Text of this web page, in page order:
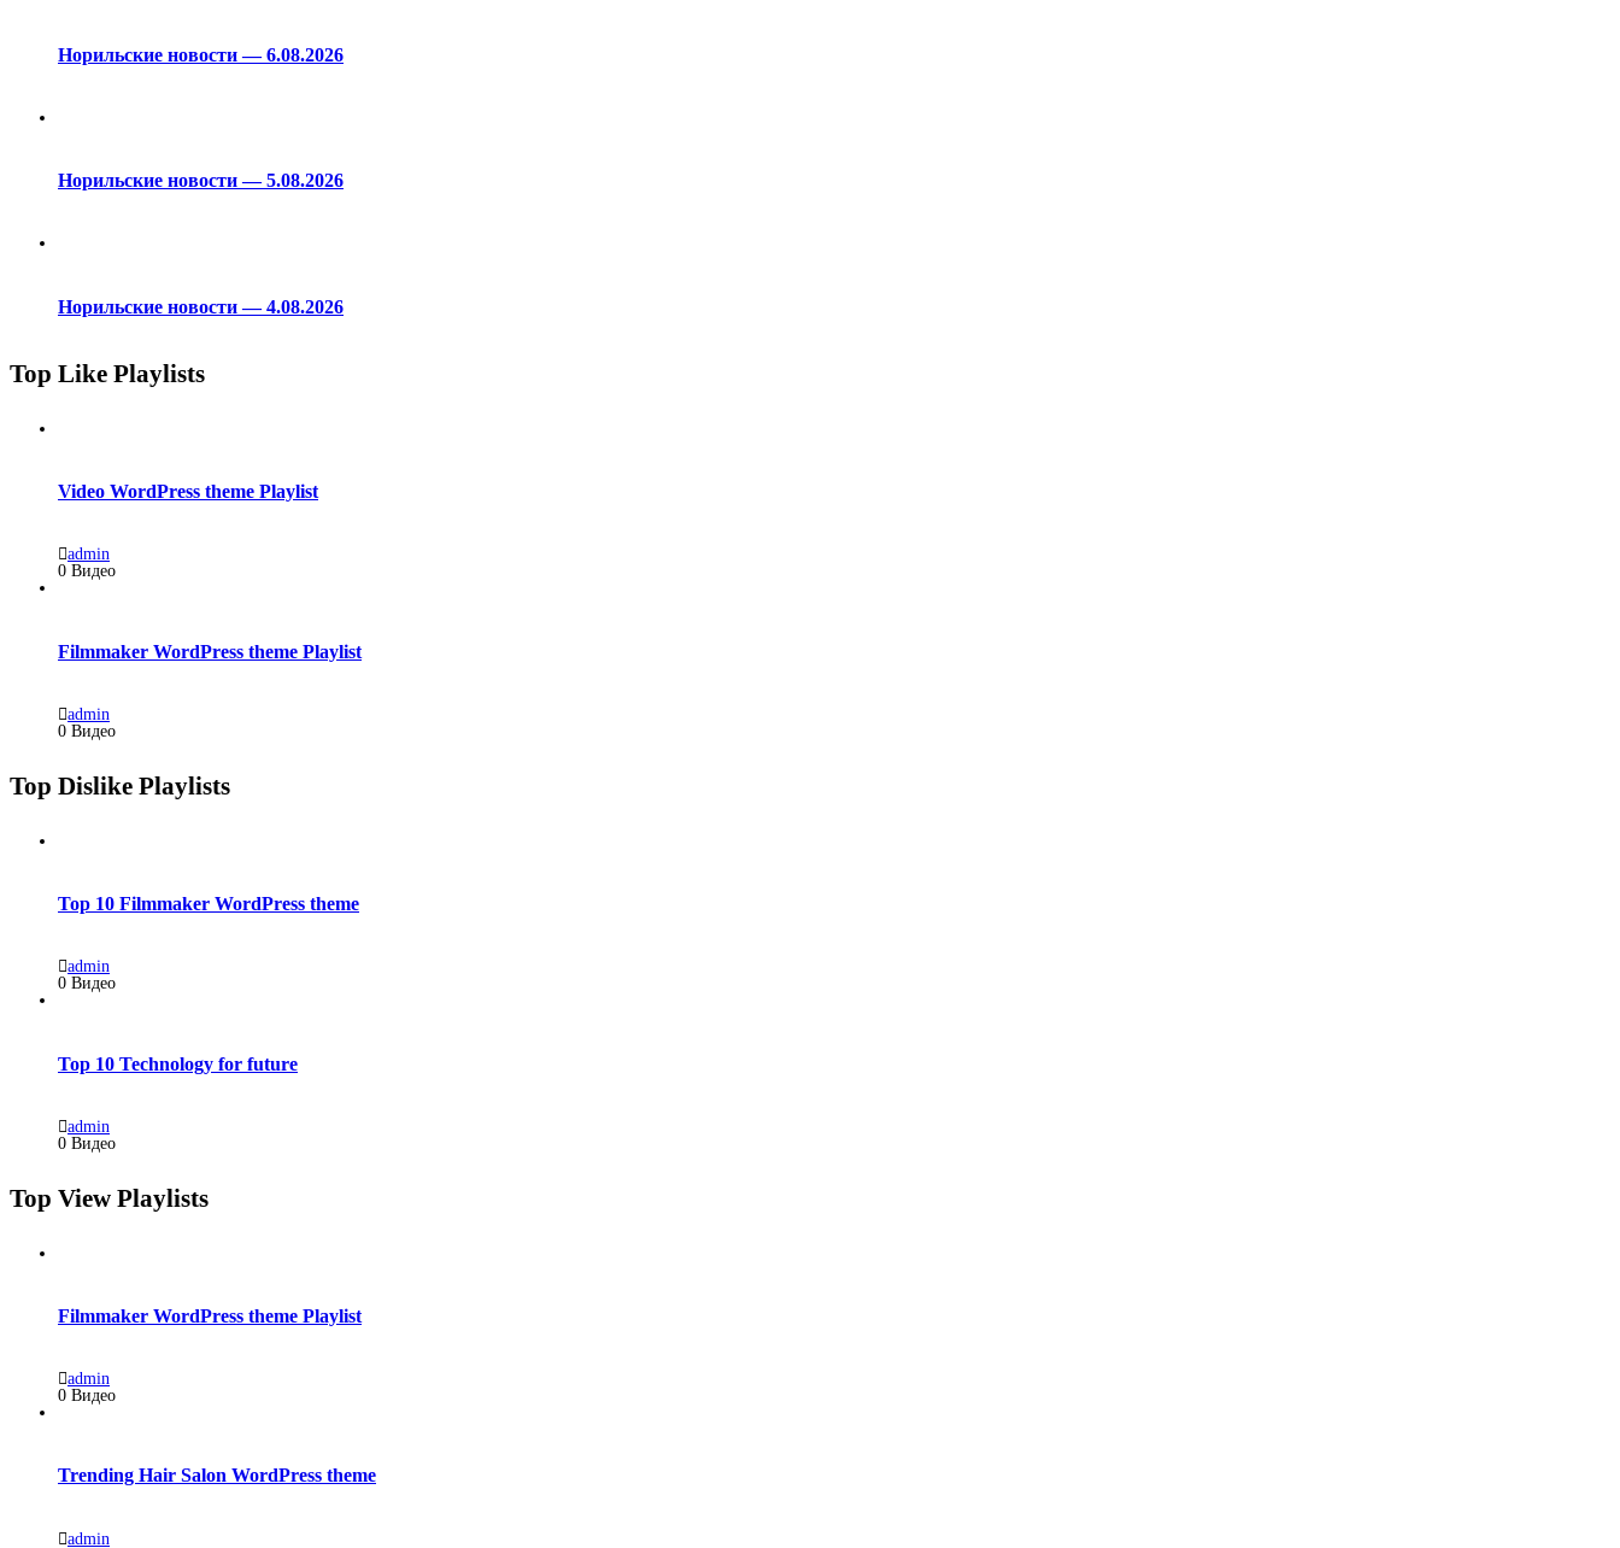
Норильские новости — 6.08.2026
Норильские новости — 5.08.2026
Норильские новости — 4.08.2026
Top Like Playlists
Video WordPress theme Playlist
admin
0 Видео
Filmmaker WordPress theme Playlist
admin
0 Видео
Top Dislike Playlists
Top 10 Filmmaker WordPress theme
admin
0 Видео
Top 10 Technology for future
admin
0 Видео
Top View Playlists
Filmmaker WordPress theme Playlist
admin
0 Видео
Trending Hair Salon WordPress theme
admin